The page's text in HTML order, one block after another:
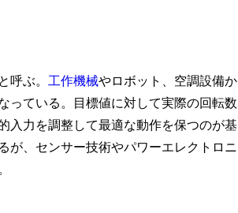
呼ぶ。 工作機械やロボット、空調設備か
っている。目標値に対して実際の回転数
入力を調整して最適な動作を保つのが基
が、センサー技術やパワーエレクトロニ